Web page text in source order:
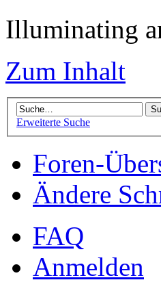
Illuminating
Zum Inhalt
Erweiterte Suche
Foren-
Ändere
FAQ
Anmelden